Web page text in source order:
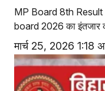
MP Board 8th
board 2026 का इंतजार
मार्च 25, 2026 1:18